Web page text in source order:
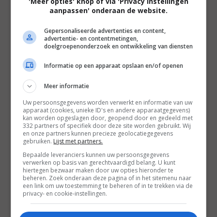
voor beste film, zijn geregisseerd door een vrouw
voor de hoofdprijs werden gezien. Dit zijn Lone
ScherfigsAn Educationen Kathryn BigelowsThe
Hurt Locker. Maar daar waar die laatste nu
favoriet is geworden, is de eerste nagenoeg
vergeten en mag zich nog gelukkig prijzen met
enkele nominaties.
In Nederland leekThe Hurt Lockerdat lot ook
beschoren te zijn. De film stond vorige zomer nog
in de planning, maar het uitkomen werd uitgesteld
naar december en uiteindelijk afgesteld - een dvd-
release eind februari, daar moesten we het mee
doen. Totdat de prijzenregen aan de overkant van
aanpassen' onderaan de website.
Gepersonaliseerde advertenties en content,
advertentie- en contentmetingen,
doelgroepenonderzoek en ontwikkeling van diensten
Informatie op een apparaat opslaan en/of openen
Meer informatie
Uw persoonsgegevens worden verwerkt en informatie van uw
apparaat (cookies, unieke ID's en andere apparaatgegevens)
kan worden opgeslagen door, geopend door en gedeeld met
332 partners of specifiek door deze site worden gebruikt. Wij
en onze partners kunnen precieze geolocatiegegevens
gebruiken. Lijst met partners.
Bepaalde leveranciers kunnen uw persoonsgegevens
verwerken op basis van gerechtvaardigd belang. U kunt
hiertegen bezwaar maken door uw opties hieronder te
beheren. Zoek onderaan deze pagina of in het sitemenu naar
een link om uw toestemming te beheren of in te trekken via de
privacy- en cookie-instellingen.